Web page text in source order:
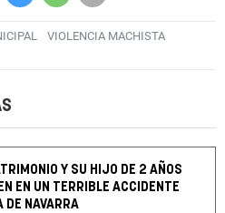
VIOLENCIA MACHISTA
Y SU HIJO DE 2 AÑOS
EN UN TERRIBLE ACCIDENTE
DE NAVARRA